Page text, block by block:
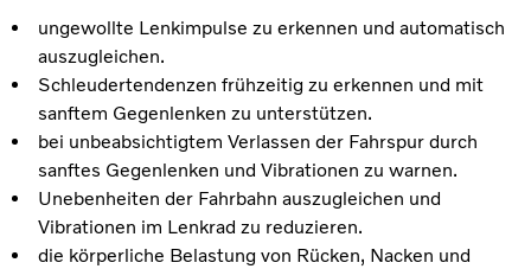
ungewollte Lenkimpulse zu erkennen und automatisch
auszugleichen.
Schleudertendenzen frühzeitig zu erkennen und mit
sanftem Gegenlenken zu unterstützen.
bei unbeabsichtigtem Verlassen der Fahrspur durch
sanftes Gegenlenken und Vibrationen zu warnen.
Unebenheiten der Fahrbahn auszugleichen und
Vibrationen im Lenkrad zu reduzieren.
die körperliche Belastung von Rücken, Nacken und